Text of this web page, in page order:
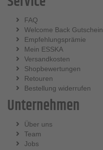
FAQ
Welcome Back Gutschein
Empfehlungsprämie
Mein ESSKA
Versandkosten
Shopbewertungen
Retouren
Bestellung widerrufen
Unternehmen
Über uns
Team
Jobs